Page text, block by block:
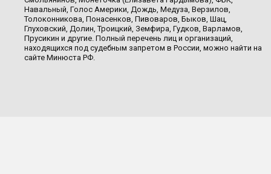
Навальный, Голос Америки, Дождь, Медуза, Верзилов,
Толоконникова, Понасенков, Пивоваров, Быков, Шац,
Глуховский, Долин, Троицкий, Земфира, Гудков, Варламов,
Прусикин и другие. Полный перечень лиц и организаций,
находящихся под судебным запретом в России, можно найти на
сайте Минюста РФ.